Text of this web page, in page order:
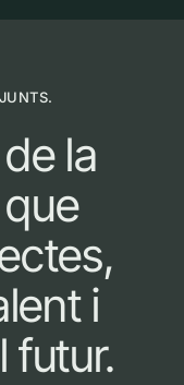
la
i
futur.